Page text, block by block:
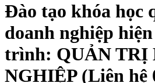
Đào tạo khóa học
doanh nghiệp
trình: QUẢN TRỊ
NGHIỆP (Liên hệ